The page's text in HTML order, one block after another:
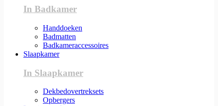
In Badkamer
Handdoeken
Badmatten
Badkameraccessoires
Slaapkamer
In Slaapkamer
Dekbedovertreksets
Opbergers